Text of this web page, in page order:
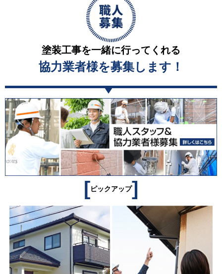
塗装工事を一緒に行ってくれる
協力業者様を募集します！
[ピックアップ]